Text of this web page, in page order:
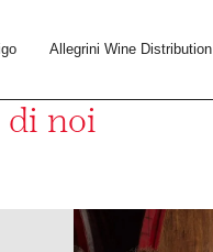
Allegrini Wine Distribution
di noi